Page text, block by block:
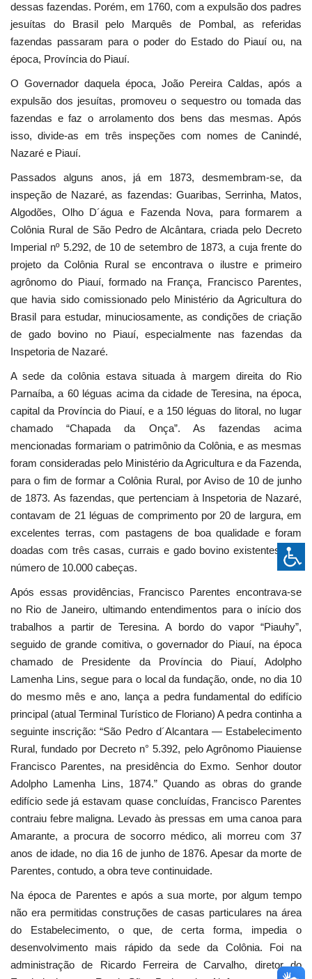
dessas fazendas. Porém, em 1760, com a expulsão dos padres
jesuítas do Brasil pelo Marquês de Pombal, as referidas
fazendas passaram para o poder do Estado do Piauí ou, na
época, Província do Piauí.
O Governador daquela época, João Pereira Caldas, após a
expulsão dos jesuítas, promoveu o sequestro ou tomada das
fazendas e faz o arrolamento dos bens das mesmas. Após
isso, divide-as em três inspeções com nomes de Canindé,
Nazaré e Piauí.
Passados alguns anos, já em 1873, desmembram-se, da
inspeção de Nazaré, as fazendas: Guaribas, Serrinha, Matos,
Algodões, Olho D´água e Fazenda Nova, para formarem a
Colônia Rural de São Pedro de Alcântara, criada pelo Decreto
Imperial nº 5.292, de 10 de setembro de 1873, a cuja frente do
projeto da Colônia Rural se encontrava o ilustre e primeiro
agrônomo do Piauí, formado na França, Francisco Parentes,
que havia sido comissionado pelo Ministério da Agricultura do
Brasil para estudar, minuciosamente, as condições de criação
de gado bovino no Piauí, especialmente nas fazendas da
Inspetoria de Nazaré.
A sede da colônia estava situada à margem direita do Rio
Parnaíba, a 60 léguas acima da cidade de Teresina, na época,
capital da Província do Piauí, e a 150 léguas do litoral, no lugar
chamado “Chapada da Onça”. As fazendas acima
mencionadas formariam o patrimônio da Colônia, e as mesmas
foram consideradas pelo Ministério da Agricultura e da Fazenda,
para o fim de formar a Colônia Rural, por Aviso de 10 de junho
de 1873. As fazendas, que pertenciam à Inspetoria de Nazaré,
contavam de 21 léguas de comprimento por 20 de largura, em
excelentes terras, com pastagens de boa qualidade e foram
doadas com três casas, currais e gado bovino existentes, em
número de 10.000 cabeças.
Após essas providências, Francisco Parentes encontrava-se
no Rio de Janeiro, ultimando entendimentos para o início dos
trabalhos a partir de Teresina. A bordo do vapor “Piauhy”,
seguido de grande comitiva, o governador do Piauí, na época
chamado de Presidente da Província do Piauí, Adolpho
Lamenha Lins, segue para o local da fundação, onde, no dia 10
do mesmo mês e ano, lança a pedra fundamental do edifício
principal (atual Terminal Turístico de Floriano) A pedra continha a
seguinte inscrição: “São Pedro d´Alcantara — Estabelecimento
Rural, fundado por Decreto n° 5.392, pelo Agrônomo Piauiense
Francisco Parentes, na presidência do Exmo. Senhor doutor
Adolpho Lamenha Lins, 1874.” Quando as obras do grande
edifício sede já estavam quase concluídas, Francisco Parentes
contraiu febre maligna. Levado às pressas em uma canoa para
Amarante, a procura de socorro médico, ali morreu com 37
anos de idade, no dia 16 de junho de 1876. Apesar da morte de
Parentes, contudo, a obra teve continuidade.
Na época de Parentes e após a sua morte, por algum tempo
não era permitidas construções de casas particulares na área
do Estabelecimento, o que, de certa forma, impedia o
desenvolvimento mais rápido da sede da Colônia. Foi na
administração de Ricardo Ferreira de Carvalho, diretor do